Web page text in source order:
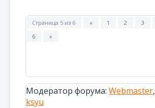
Страница 5 из 6 « 1 2 3
6
»
Модератор форума: Webmaster,
ksyu